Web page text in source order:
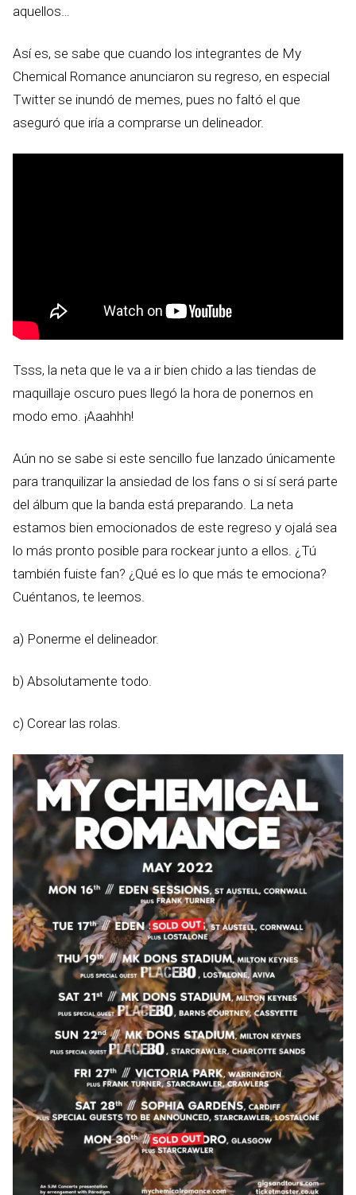
aquellos…
Así es, se sabe que cuando los integrantes de My
Chemical Romance anunciaron su regreso, en especial
Twitter se inundó de memes, pues no faltó el que
aseguró que iría a comprarse un delineador.
Tsss, la neta que le va a ir bien chido a las tiendas de
maquillaje oscuro pues llegó la hora de ponernos en
modo emo. ¡Aaahhh!
Aún no se sabe si este sencillo fue lanzado únicamente
para tranquilizar la ansiedad de los fans o si sí será parte
del álbum que la banda está preparando. La neta
estamos bien emocionados de este regreso y ojalá sea
lo más pronto posible para rockear junto a ellos. ¿Tú
también fuiste fan? ¿Qué es lo que más te emociona?
Cuéntanos, te leemos.
a) Ponerme el delineador.
b) Absolutamente todo.
c) Corear las rolas.